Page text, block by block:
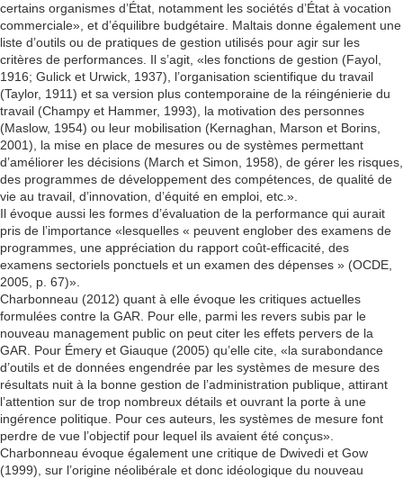
certains organismes d’État, notamment les sociétés d’État à vocation
commerciale», et d’équilibre budgétaire. Maltais donne également une
liste d’outils ou de pratiques de gestion utilisés pour agir sur les
critères de performances. Il s’agit, «les fonctions de gestion (Fayol,
1916; Gulick et Urwick, 1937), l’organisation scientifique du travail
(Taylor, 1911) et sa version plus contemporaine de la réingénierie du
travail (Champy et Hammer, 1993), la motivation des personnes
(Maslow, 1954) ou leur mobilisation (Kernaghan, Marson et Borins,
2001), la mise en place de mesures ou de systèmes permettant
d’améliorer les décisions (March et Simon, 1958), de gérer les risques,
des programmes de développement des compétences, de qualité de
vie au travail, d’innovation, d’équité en emploi, etc.».
Il évoque aussi les formes d’évaluation de la performance qui aurait
pris de l’importance «lesquelles « peuvent englober des examens de
programmes, une appréciation du rapport coût-efficacité, des
examens sectoriels ponctuels et un examen des dépenses » (OCDE,
2005, p. 67)».
Charbonneau (2012) quant à elle évoque les critiques actuelles
formulées contre la GAR. Pour elle, parmi les revers subis par le
nouveau management public on peut citer les effets pervers de la
GAR. Pour Émery et Giauque (2005) qu’elle cite, «la surabondance
d’outils et de données engendrée par les systèmes de mesure des
résultats nuit à la bonne gestion de l’administration publique, attirant
l’attention sur de trop nombreux détails et ouvrant la porte à une
ingérence politique. Pour ces auteurs, les systèmes de mesure font
perdre de vue l’objectif pour lequel ils avaient été conçus».
Charbonneau évoque également une critique de Dwivedi et Gow
(1999), sur l’origine néolibérale et donc idéologique du nouveau